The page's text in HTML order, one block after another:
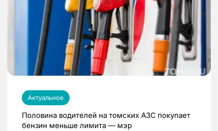
Актуальное
Половина водителей на томских АЗС покупает
бензин меньше лимита — мэр